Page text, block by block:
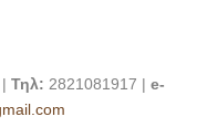
Τηλ: 2821081917 | e-